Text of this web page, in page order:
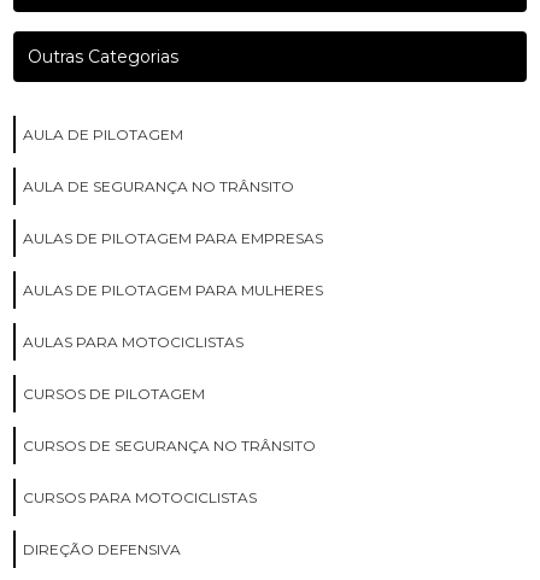
Outras Categorias
AULA DE PILOTAGEM
AULA DE SEGURANÇA NO TRÂNSITO
AULAS DE PILOTAGEM PARA EMPRESAS
AULAS DE PILOTAGEM PARA MULHERES
AULAS PARA MOTOCICLISTAS
CURSOS DE PILOTAGEM
CURSOS DE SEGURANÇA NO TRÂNSITO
CURSOS PARA MOTOCICLISTAS
DIREÇÃO DEFENSIVA